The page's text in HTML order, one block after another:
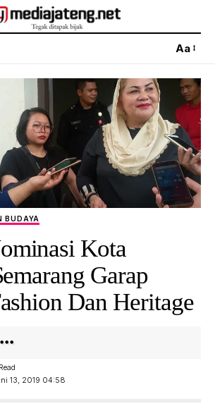
Aa
BUDAYA
Kota
Garap
Dan Heritage
13, 2019 04:58